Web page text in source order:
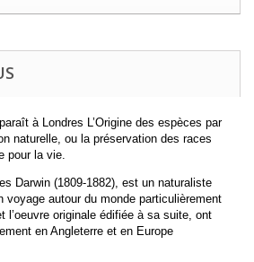
à Londres L’Origine des espèces par
naturelle, ou la préservation des races
pour la vie.
Darwin (1809-1882), est un naturaliste
voyage autour du monde particulièrement
l’oeuvre originale édifiée à sa suite, ont
en Angleterre et en Europe